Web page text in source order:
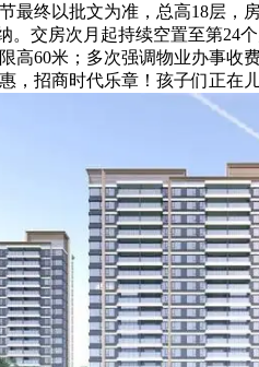
终以批文为准，总高18层，房
。交房次月起持续空置至第24
高60米；多次强调物业办事收
，招商时代乐章！孩子们正在